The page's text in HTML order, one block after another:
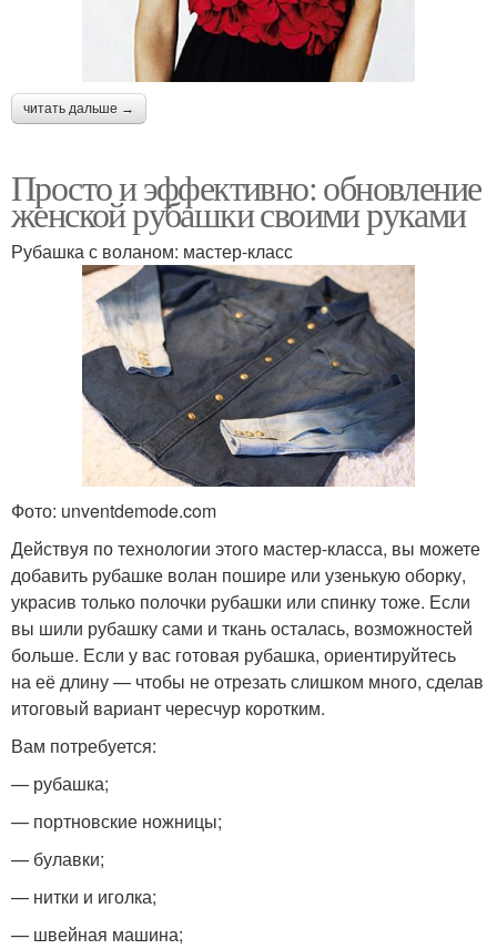
читать дальше →
Просто и эффективно: обновление
женской рубашки своими руками
Рубашка с воланом: мастер-класс
Фото: unventdemode.com
Действуя по технологии этого мастер-класса, вы можете
добавить рубашке волан пошире или узенькую оборку,
украсив только полочки рубашки или спинку тоже. Если
вы шили рубашку сами и ткань осталась, возможностей
больше. Если у вас готовая рубашка, ориентируйтесь
на её длину — чтобы не отрезать слишком много, сделав
итоговый вариант чересчур коротким.
Вам потребуется:
— рубашка;
— портновские ножницы;
— булавки;
— нитки и иголка;
— швейная машина;